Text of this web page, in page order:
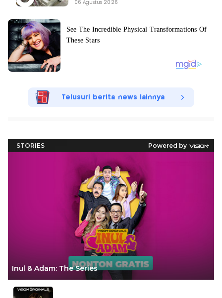
06 Agustus 2026
Telusuri berita news lainnya